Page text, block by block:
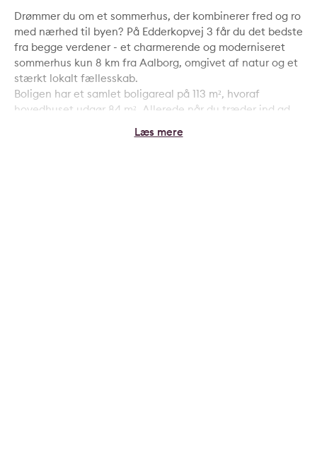
Drømmer du om et sommerhus, der kombinerer fred og ro
med nærhed til byen? På Edderkopvej 3 får du det bedste
fra begge verdener - et charmerende og moderniseret
sommerhus kun 8 km fra Aalborg, omgivet af natur og et
stærkt lokalt fællesskab.
Boligen har et samlet boligareal på 113 m², hvoraf
hovedhuset udgør 84 m². Allerede når du træder ind ad
hoveddøren, mødes du af loft til kip i hele hovedehuset,
hvilket giver en skøn rumlighed og en lys, luftig